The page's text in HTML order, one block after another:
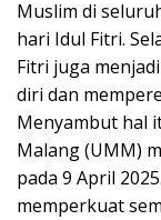
Muslim di
hari Idul Fitri.
Fitri juga
diri dan
Menyambut hal
Malang (UMM)
pada 9 April
memperkuat